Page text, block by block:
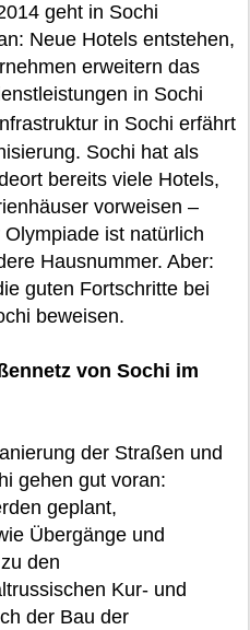
geht in Sochi
Neue Hotels entstehen,
erweitern das
in Sochi
in Sochi erfährt
Sochi hat als
bereits viele Hotels,
vorweisen –
ist natürlich
Hausnummer. Aber:
guten Fortschritte bei
beweisen.
von Sochi im
der Straßen und
gehen gut voran:
geplant,
Übergänge und
den
Kur- und
der Bau der